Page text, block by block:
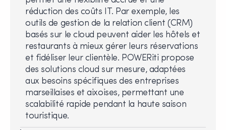
réduction des coûts IT. Par exemple, les
outils de gestion de la relation client (CRM)
basés sur le cloud peuvent aider les hôtels et
restaurants à mieux gérer leurs réservations
et fidéliser leur clientèle. POWERiti propose
des solutions cloud sur mesure, adaptées
aux besoins spécifiques des entreprises
marseillaises et aixoises, permettant une
scalabilité rapide pendant la haute saison
touristique.